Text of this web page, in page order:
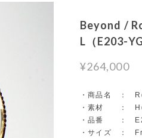
Beyond /
L（E203-YG
¥264,000
・商品名 ：
・素材 ：
・品番 ：
・サイズ ：